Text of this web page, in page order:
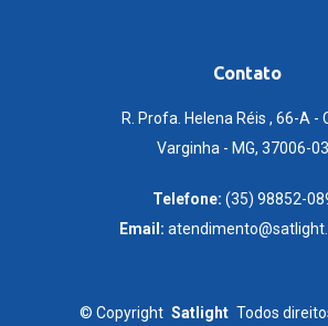
Contato
R. Profa. Helena Réis , 66-A -
Varginha - MG, 37006-
Telefone: (35) 98852-
Email:
© Copyright Satlight Todos